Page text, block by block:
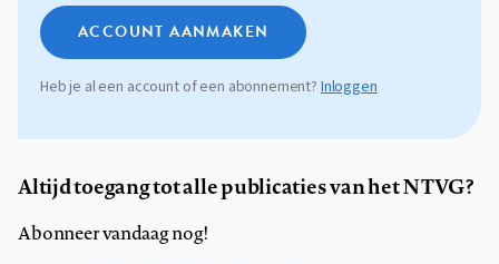
ACCOUNT AANMAKEN
Heb je al een account of een abonnement?Inloggen
Altijd toegang tot alle publicaties van het NTVG?
Abonneer vandaag nog!